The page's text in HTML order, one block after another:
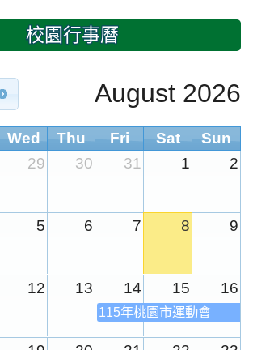
校園行事曆
August 2026
Wed Thu Fri Sat
Sun
29 30 31 1 2
5 6 7 8 9
12 13 14 15 16
115年桃園市運動會